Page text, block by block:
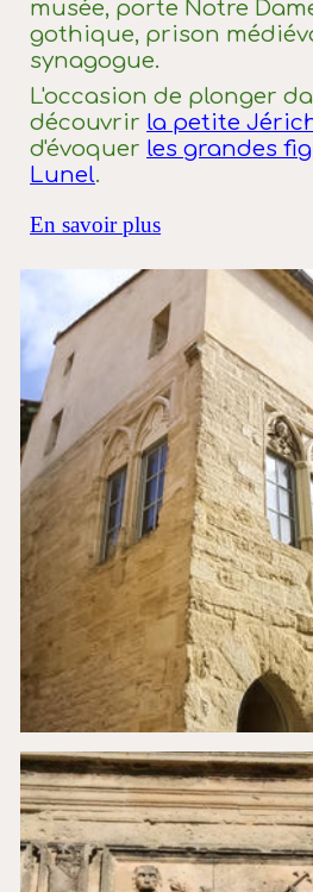
musée, porte Notre
gothique, prison
synagogue.
L'occasion de plonger
découvrir la petite
d'évoquer les grandes
Lunel.
En savoir plus